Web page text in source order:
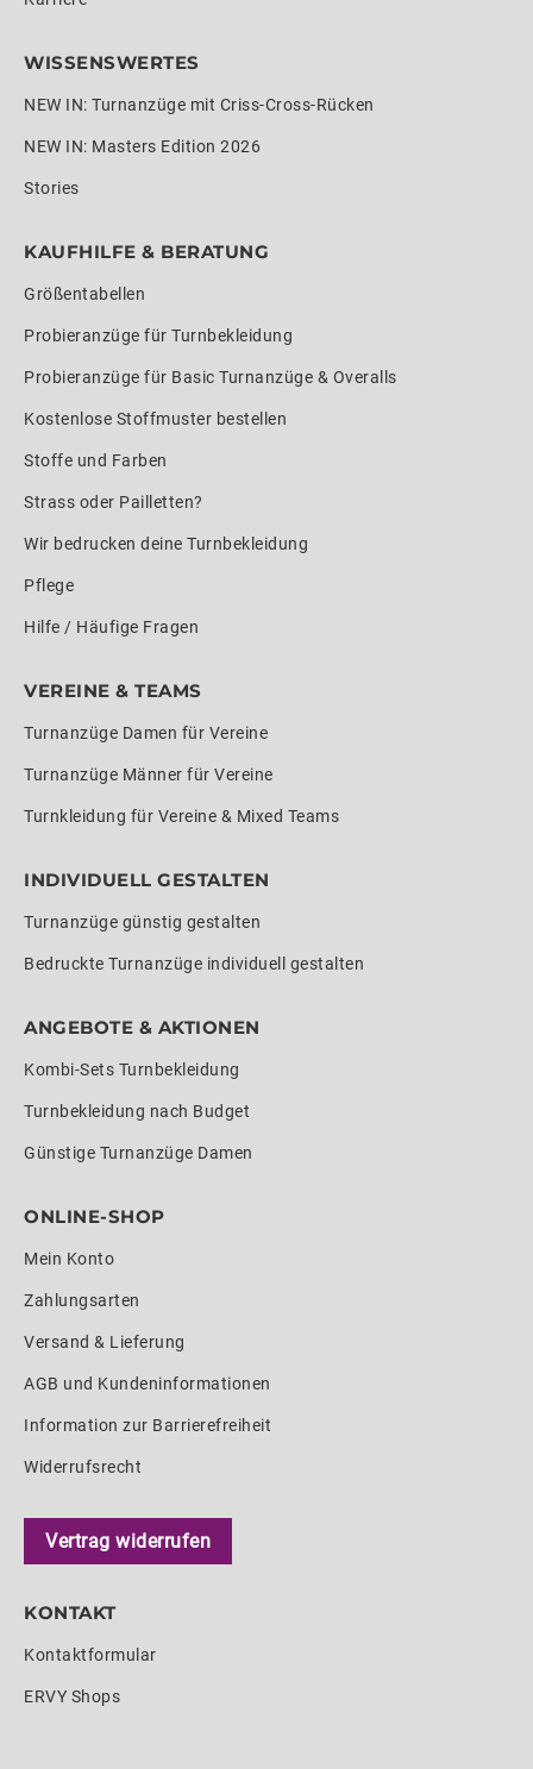
WISSENSWERTES
NEW IN: Turnanzüge mit Criss-Cross-Rücken
NEW IN: Masters Edition 2026
Stories
KAUFHILFE & BERATUNG
Größentabellen
Probieranzüge für Turnbekleidung
Probieranzüge für Basic Turnanzüge & Overalls
Kostenlose Stoffmuster bestellen
Stoffe und Farben
Strass oder Pailletten?
Wir bedrucken deine Turnbekleidung
Pflege
Hilfe / Häufige Fragen
VEREINE & TEAMS
Turnanzüge Damen für Vereine
Turnanzüge Männer für Vereine
Turnkleidung für Vereine & Mixed Teams
INDIVIDUELL GESTALTEN
Turnanzüge günstig gestalten
Bedruckte Turnanzüge individuell gestalten
ANGEBOTE & AKTIONEN
Kombi-Sets Turnbekleidung
Turnbekleidung nach Budget
Günstige Turnanzüge Damen
ONLINE-SHOP
Mein Konto
Zahlungsarten
Versand & Lieferung
AGB und Kundeninformationen
Information zur Barrierefreiheit
Widerrufsrecht
Vertrag widerrufen
KONTAKT
Kontaktformular
ERVY Shops